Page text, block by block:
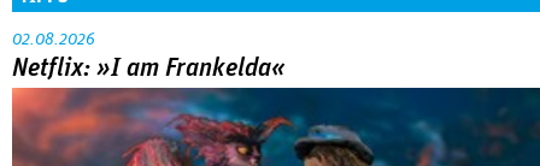
80 Jahre DEFA
Christopher Nolan – Was bleibt, was nervt
ALLE THEMEN